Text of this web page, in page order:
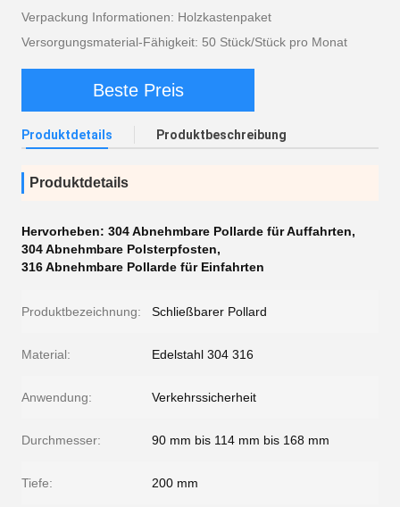
Verpackung Informationen: Holzkastenpaket
Versorgungsmaterial-Fähigkeit: 50 Stück/Stück pro Monat
Beste Preis
Produktdetails Produktbeschreibung
Produktdetails
Hervorheben: 304 Abnehmbare Pollarde für Auffahrten,
304 Abnehmbare Polsterpfosten,
316 Abnehmbare Pollarde für Einfahrten
Produktbezeichnung: Schließbarer Pollard
Material: Edelstahl 304 316
Anwendung: Verkehrssicherheit
Durchmesser: 90 mm bis 114 mm bis 168 mm
Tiefe: 200 mm